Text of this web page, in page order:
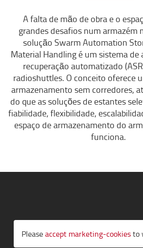
A falta de mão de obra e o
grandes desafios num armazém
solução Swarm Automation
Material Handling é um sistema de
recuperação automatizado
radioshuttles. O conceito oferece
armazenamento sem corredores,
do que as soluções de estantes
fiabilidade, flexibilidade,
espaço de armazenamento do
funciona.
Pleaseaccept marketing-cookiesto